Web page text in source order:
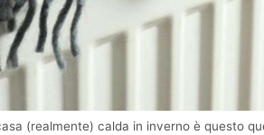
(realmente) calda in inverno è questo